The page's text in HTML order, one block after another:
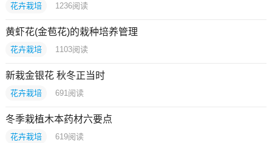
花卉栽培 1236阅读
黄虾花(金苞花)的栽种培养管理
花卉栽培 1103阅读
新栽金银花 秋冬正当时
花卉栽培 691 阅读
冬季栽植木本药材六要点
花卉栽培 619阅读